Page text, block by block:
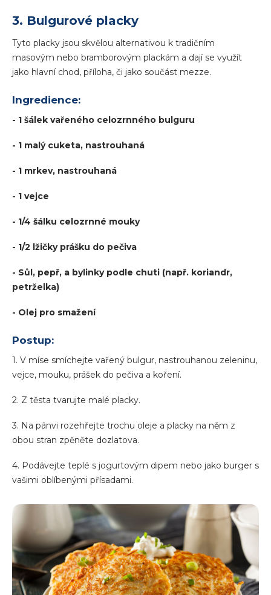
3. Bulgurové placky
Tyto placky jsou skvělou alternativou k tradičním
masovým nebo bramborovým plackám a dají se využít
jako hlavní chod, příloha, či jako součást mezze.
Ingredience:
- 1 šálek vařeného celozrnného bulguru
- 1 malý cuketa, nastrouhaná
- 1 mrkev, nastrouhaná
- 1 vejce
- 1/4 šálku celozrnné mouky
- 1/2 lžičky prášku do pečiva
- Sůl, pepř, a bylinky podle chuti (např. koriandr,
petrželka)
- Olej pro smažení
Postup:
1. V míse smíchejte vařený bulgur, nastrouhanou zeleninu,
vejce, mouku, prášek do pečiva a koření.
2. Z těsta tvarujte malé placky.
3. Na pánvi rozehřejte trochu oleje a placky na něm z
obou stran zpěněte dozlatova.
4. Podávejte teplé s jogurtovým dipem nebo jako burger s
vašimi oblíbenými přísadami.